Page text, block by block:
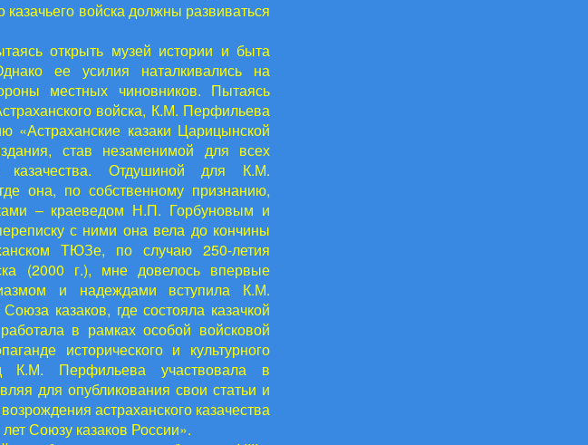
войска должны развиваться
открыть музей истории и быта
ее усилия наталкивались на
местных чиновников. Пытаясь
войска, К.М. Перфильева
«Астраханские казаки Царицынской
став незаменимой для всех
казачества. Отдушиной для К.М.
она, по собственному признанию,
– краеведом Н.П. Горбуновым и
с ними она вела до кончины
ТЮЗе, по случаю 250-летия
(2000 г.), мне довелось впервые
и надеждами вступила К.М.
казаков, где состояла казачкой
в рамках особой войсковой
исторического и культурного
К.М. Перфильева участвовала в
для опубликования свои статьи и
астраханского казачества
Союзу казаков России».